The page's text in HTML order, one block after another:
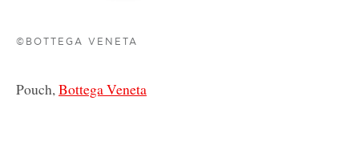
©BOTTEGA VENETA
Pouch,Bottega Veneta